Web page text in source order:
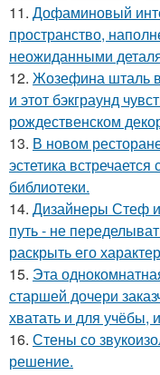
11. Дофаминовый
пространство,
неожиданными
12. Жозефина шталь
и этот бэкграунд
рождественском
13. В новом
эстетика
библиотеки.
14. Дизайнеры Стеф
путь - не
раскрыть его
15. Эта
старшей дочери
хватать и для учёбы,
16. Стены со
решение.